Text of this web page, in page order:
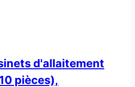
d'allaitement
pièces),